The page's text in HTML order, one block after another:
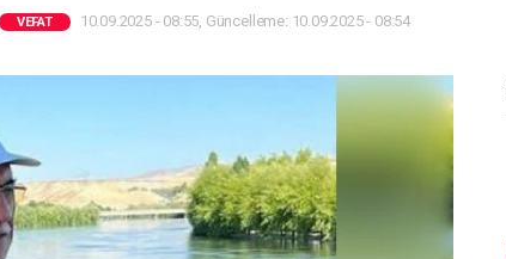
VEFAT 10.09.2025 - 08:55, Güncelleme: 10.09.2025 - 08:54